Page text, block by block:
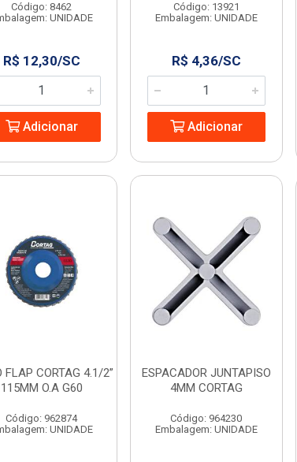
Código: 8462
UNIDADE
R$ 12,30/SC
Adicionar
Código: 13921
Embalagem: UNIDADE
R$ 4,36/SC
Adicionar
FLAP CORTAG 4.1/2”
115MM O.A G60
Código: 962874
UNIDADE
ESPACADOR JUNTAPISO
4MM CORTAG
Código: 964230
Embalagem: UNIDADE